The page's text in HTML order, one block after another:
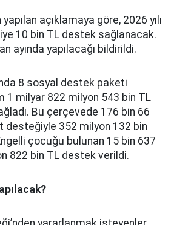
açıklamaya göre, 2026 yılı
10 bin TL destek sağlanacak.
ayında yapılacağı bildirildi.
8 sosyal destek paketi
1 milyar 822 milyon 543 bin TL
Bu çerçevede 176 bin 66
desteğiyle 352 milyon 132 bin
çocuğu bulunan 15 bin 637
822 bin TL destek verildi.